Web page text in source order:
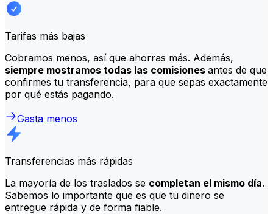
Tarifas más bajas
Cobramos menos, así que ahorras más. Además,
siempre mostramos todas las comisiones antes de que
confirmes tu transferencia, para que sepas exactamente
por qué estás pagando.
Gasta menos
Transferencias más rápidas
La mayoría de los traslados se completan el mismo día.
Sabemos lo importante que es que tu dinero se
entregue rápida y de forma fiable.